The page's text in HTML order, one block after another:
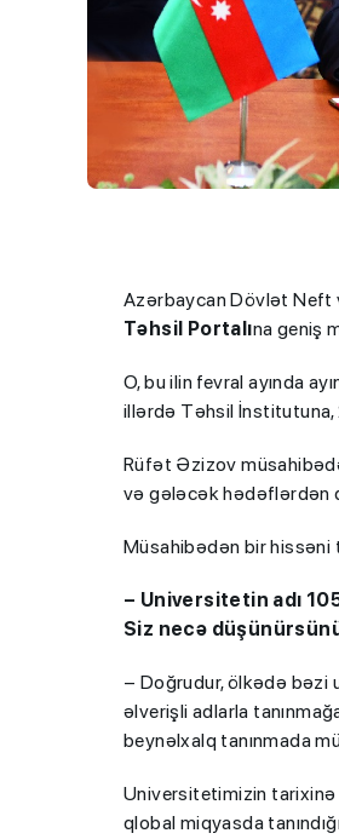
Azərbaycan Dövlət Neft
Təhsil Portalına geniş
O, bu ilin fevral ayında
illərdə Təhsil
Rüfət Əzizov
və gələcək hədəflərdən
Müsahibədən bir hissəni
– Universitetin adı
Siz necə
– Doğrudur, ölkədə bəzi
əlverişli adlarla
beynəlxalq tanınmada
Universitetimizin tarixinə
qlobal miqyasda